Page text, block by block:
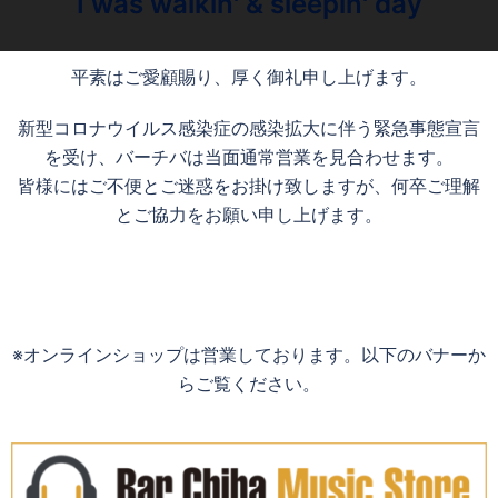
平素はご愛顧賜り、厚く御礼申し上げます。
新型コロナウイルス感染症の感染拡大に伴う緊急事態宣言
を受け、バーチバは当面通常営業を見合わせます。
皆様にはご不便とご迷惑をお掛け致しますが、何卒ご理解
とご協力をお願い申し上げます。
※オンラインショップは営業しております。以下のバナーか
らご覧ください。